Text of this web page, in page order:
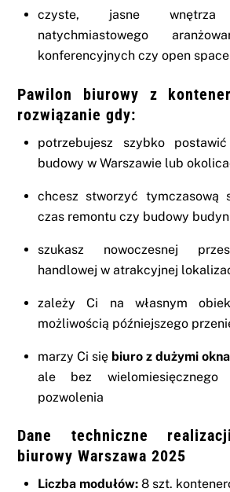
czyste, jasne
natychmiastowego
konferencyjnych czy open space
Pawilon biurowy z
rozwiązanie gdy:
potrzebujesz szybko
budowy w Warszawie lub
chcesz stworzyć tymczasową
czas remontu czy budowy
szukasz nowoczesnej
handlowej w atrakcyjnej
zależy Ci na własnym
możliwością późniejszego
marzy Ci się biuro z dużymi
ale bez wielomiesięcznego
pozwolenia
Dane techniczne
biurowy Warszawa 2025
Liczba modułów: 8 szt.